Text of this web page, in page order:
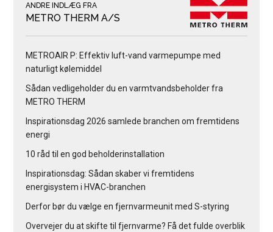
ANDRE INDLÆG FRA
METRO THERM A/S
METROAIR P: Effektiv luft-vand varmepumpe med
naturligt kølemiddel
Sådan vedligeholder du en varmtvandsbeholder fra
METRO THERM
Inspirationsdag 2026 samlede branchen om fremtidens
energi
10 råd til en god beholderinstallation
Inspirationsdag: Sådan skaber vi fremtidens
energisystem i HVAC-branchen
Derfor bør du vælge en fjernvarmeunit med S-styring
Overvejer du at skifte til fjernvarme? Få det fulde overblik